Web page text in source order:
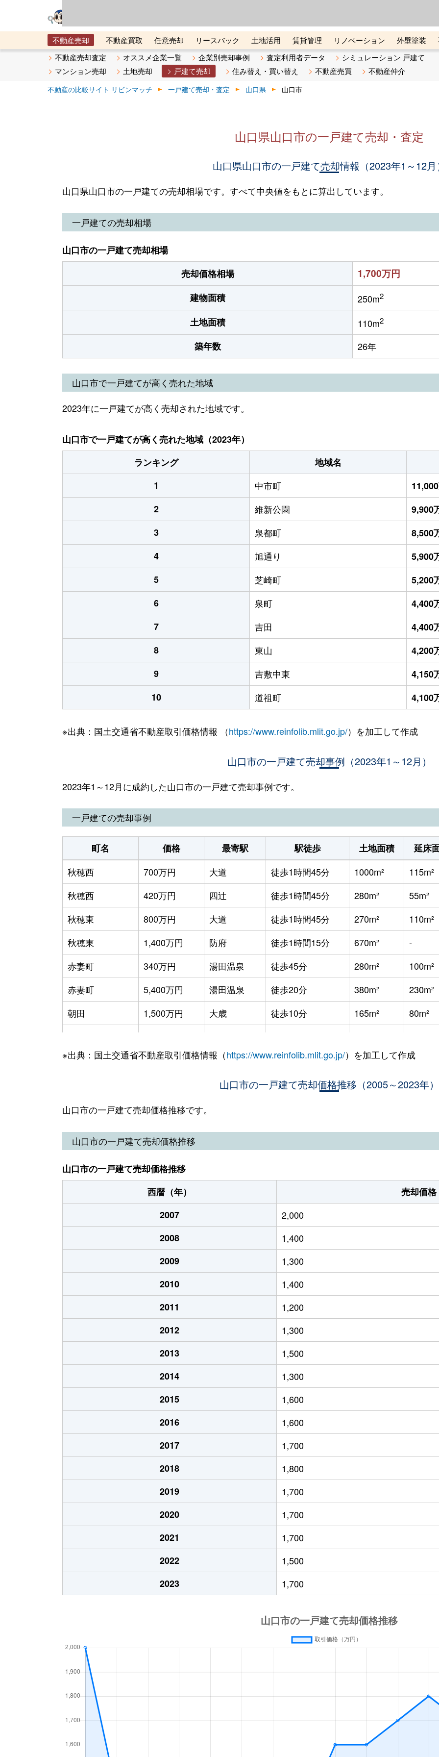
不動産売却 不動産買取 任意売却 リースバック 土地活用 賃貸管理 リノベーション 外壁塗装
メタ住宅展示場
ベスト不動産カンパニー オンライン講座 リビンマガジンBiz 不動産売却ご相談デスク
不動産売却査定 オススメ企業一覧 企業別売却事例 査定利用者データ
シミュレーション 戸建て
マンション売却
土地売却 戸建て売却 住み替え・買い替え 不動産売買 不動産仲介
不動産の比較サイト リビンマッチ 一戸建て売却・査定 山口県 山口市
山口県山口市の一戸建て売却・査定
山口県山口市の一戸建て売却情報（2023年1～12月
山口県山口市の一戸建ての売却相場です。すべて中央値をもとに算出しています。
一戸建ての売却相場
山口市の一戸建て売却相場
売却価格相場
1,700万円
建物面積 250m2
土地面積 110m2
築年数 26年
山口市で一戸建てが高く売れた地域
2023年に一戸建てが高く売却された地域です。
山口市で一戸建てが高く売れた地域（2023年）
ランキング
地域名
1
中市町
2
維新公園
9,900
3
泉都町
8,500
4
旭通り
5,900
5
芝崎町
5,200
6
泉町
4,400
7
吉田
4,400
8
東山
4,200
9
吉敷中東
4,150
10
道祖町 4,100
※出典：国土交通省不動産取引価格情報 （https://www.reinfolib.mlit.go.jp/）を加工して作成
山口市の一戸建て売却事例（2023年1～12月）
2023年1～12月に成約した山口市の一戸建て売却事例です。
一戸建ての売却事例
町名 価格 最寄駅 駅徒歩 土地面積 延床
秋穂西
700万円 大道 徒歩1時間45分 1000m² 115m²
秋穂西
420万円 四辻 徒歩1時間45分 280m² 55m²
秋穂東
800万円 大道 徒歩1時間45分 270m² 110m²
秋穂東
1,400万円 防府 徒歩1時間15分 670m² -
赤妻町
340万円 湯田温泉 徒歩45分 280m² 100m²
赤妻町
5,400万円 湯田温泉 徒歩20分 380m² 230m²
朝田
1,500万円 大歳 徒歩10分 165m² 80m²
阿知須
500万円 阿知須 徒歩2分 240m² 280m²
阿知須 徒歩4分 470m² 220m²
阿知須
3,000万円
阿知須
2,400万円 阿知須 徒歩19分 170m² 100m²
阿知須
2,100万円 阿知須 徒歩8分 230m² -
阿知須
1,800万円 阿知須 徒歩11分 330m² 150m²
阿知須
1,300万円 岩倉(山口) 徒歩9分 450m² 40m²
阿知須
330万円 岩倉(山口) 徒歩14分 250m² 125m²
阿東生雲東分
200万円 渡川 徒歩6分 1100m² 240m²
阿東地福下
4万円 渡川 徒歩16分 870m² 300m²
維新公園
9,900万円 矢原 徒歩9分 1800m² 1600m²
泉町
4,400万円 湯田温泉 徒歩21分 260m² -
今井町
2,200万円 湯田温泉 徒歩2分 450m² 185m²
江崎
1,100万円 深溝 徒歩15分 510m² 155m²
江良
3,900万円 宮野 徒歩24分 250m² -
大市町
450万円 山口(山口) 徒歩11分 90m² 125m²
大市町
2,800万円 湯田温泉 徒歩10分 45m² 110m²
大内小京都
800万円 山口(山口) 徒歩45分 200m² 145m²
大内小京都
1,300万円 山口(山口) 徒歩45分 195m² 105m²
大内千坊
700万円 山口(山口) 徒歩45分 200m² 70m²
大内千坊
530万円 山口(山口) 徒歩28分 230m² 75m²
650万円
徒歩23分 180m²
大内問田
670万円 山口(山口) 徒歩45分 200m² 80m²
大内問田
大内長野
1,200万円 山口(山口) 徒歩1時間15分 620m² 270m²
大内長野
大内長野
2,000万円 山口(山口) 徒歩1時間15分 230m²
※出典：国土交通省不動産取引価格情報（https://www.reinfolib.mlit.go.jp/）を加工して作成
山口市の一戸建て売却価格推移（2005～2023年）
山口市の一戸建て売却価格推移です。
山口市の一戸建て売却価格推移
山口市の一戸建て売却価格推移
西暦（年）
売却価格
2007
2,000
2008
1,400
2009
1,300
2010
1,400
2011
1,200
2012
1,300
2013
1,500
2014
1,300
2015
1,600
2016
1,600
2017
1,700
2018
1,800
2019
1,700
2020
1,700
2021
1,700
2022
1,500
2023
1,700